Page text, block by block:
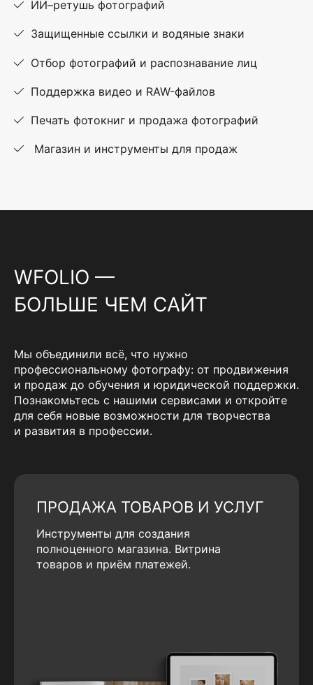
ИИ–ретушь фотографий
Защищенные ссылки и водяные знаки
Отбор фотографий и распознавание лиц
Поддержка видео и RAW-файлов
Печать фотокниг и продажа фотографий
Магазин и инструменты для продаж
WFOLIO —
БОЛЬШЕ ЧЕМ САЙТ
Мы объединили всё, что нужно
профессиональному фотографу: от продвижения
и продаж до обучения и юридической поддержки.
Познакомьтесь с нашими сервисами и откройте
для себя новые возможности для творчества
и развития в профессии.
ПРОДАЖА ТОВАРОВ И УСЛУГ
Инструменты для создания
полноценного магазина. Витрина
товаров и приём платежей.